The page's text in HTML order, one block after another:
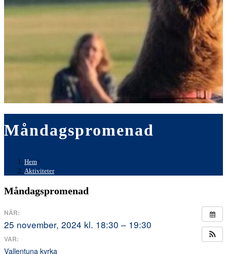
Måndagspromenad
Hem>
Aktiviteter
Måndagspromenad
NÄR:
25 november, 2024 kl. 18:30 – 19:30
VAR:
Vallentuna kyrka